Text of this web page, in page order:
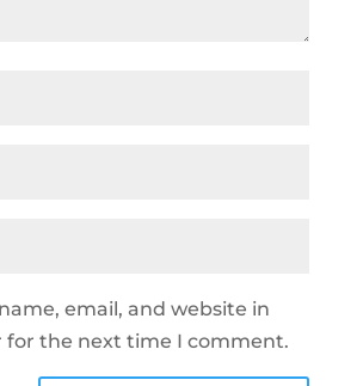
email, and website in
for the next time I comment.